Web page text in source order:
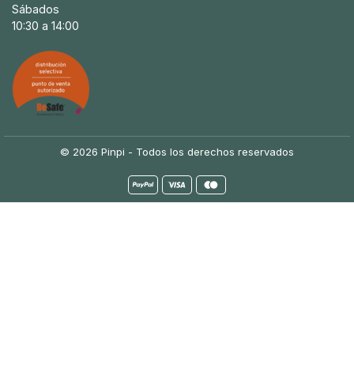
Sábados
10:30 a 14:00
© 2026 Pinpi - Todos los derechos reservados